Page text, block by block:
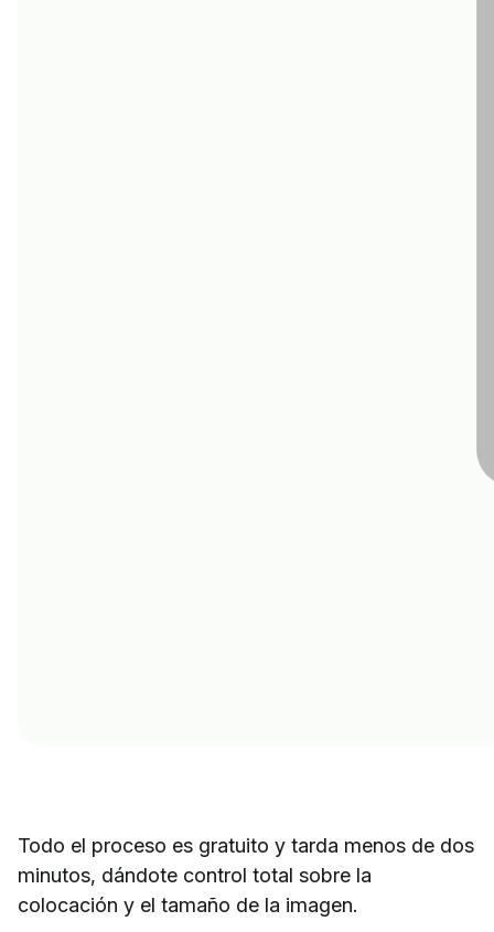
Todo el proceso es gratuito y tarda menos de dos
minutos, dándote control total sobre la
colocación y el tamaño de la imagen.